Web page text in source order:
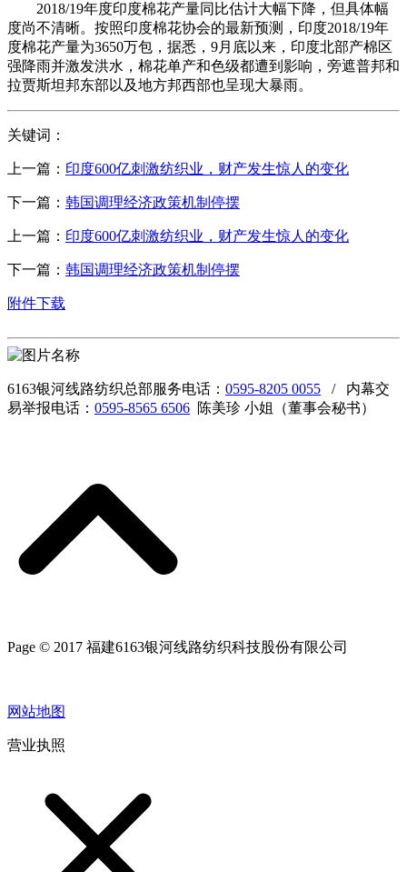
2018/19年度印度棉花产量同比估计大幅下降，但具体幅
度尚不清晰。按照印度棉花协会的最新预测，印度2018/19年
度棉花产量为3650万包，据悉，9月底以来，印度北部产棉区
强降雨并激发洪水，棉花单产和色级都遭到影响，旁遮普邦和
拉贾斯坦邦东部以及地方邦西部也呈现大暴雨。
关键词：
上一篇： 印度600亿刺激纺织业，财产发生惊人的变化
下一篇： 韩国调理经济政策机制停摆
上一篇： 印度600亿刺激纺织业，财产发生惊人的变化
下一篇： 韩国调理经济政策机制停摆
附件下载
6163银河线路纺织总部服务电话： 0595-8205 0055 / 内幕交
易举报电话： 0595-8565 6506 陈美珍 小姐（董事会秘书）
Page © 2017 福建6163银河线路纺织科技股份有限公司
网站地图
营业执照